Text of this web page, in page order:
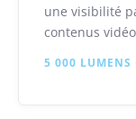
une visibilité
contenus
5 000 LUMENS